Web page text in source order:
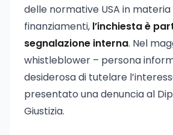
delle normative USA in
finanziamenti, l’inchiesta è
segnalazione interna. Nel
whistleblower – persona
desiderosa di tutelare
presentato una denuncia al
Giustizia.